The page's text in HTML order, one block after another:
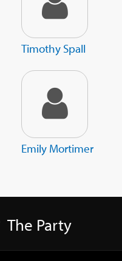
Timothy Spall
Emily Mortimer
The Party